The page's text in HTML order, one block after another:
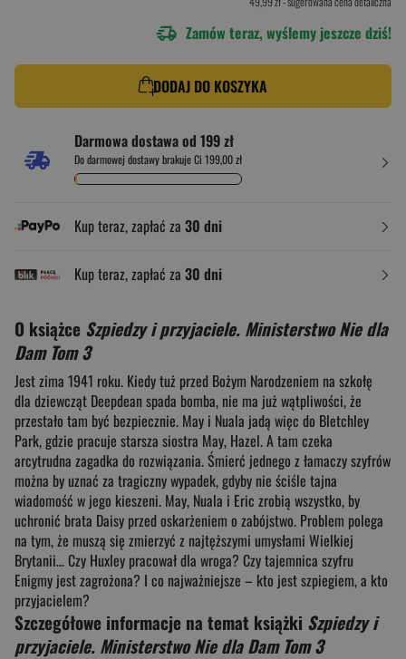
Zamów teraz, wyślemy jeszcze dziś!
DODAJ DO KOSZYKA
Darmowa dostawa od 199 zł
Do darmowej dostawy brakuje Ci 199,00 zł
Kup teraz, zapłać za 30 dni
Kup teraz, zapłać za 30 dni
O książce Szpiedzy i przyjaciele. Ministerstwo Nie dla
Dam Tom 3
Jest zima 1941 roku. Kiedy tuż przed Bożym Narodzeniem na szkołę
dla dziewcząt Deepdean spada bomba, nie ma już wątpliwości, że
przestało tam być bezpiecznie. May i Nuala jadą więc do Bletchley
Park, gdzie pracuje starsza siostra May, Hazel. A tam czeka
arcytrudna zagadka do rozwiązania. Śmierć jednego z łamaczy szyfrów
można by uznać za tragiczny wypadek, gdyby nie ściśle tajna
wiadomość w jego kieszeni. May, Nuala i Eric zrobią wszystko, by
uchronić brata Daisy przed oskarżeniem o zabójstwo. Problem polega
na tym, że muszą się zmierzyć z najtęższymi umysłami Wielkiej
Brytanii… Czy Huxley pracował dla wroga? Czy tajemnica szyfru
Enigmy jest zagrożona? I co najważniejsze – kto jest szpiegiem, a kto
przyjacielem?
Szczegółowe informacje na temat książki Szpiedzy i
przyjaciele. Ministerstwo Nie dla Dam Tom 3